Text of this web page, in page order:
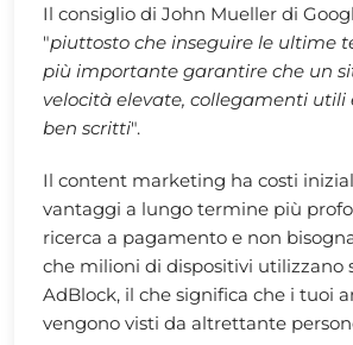
Il consiglio di John Mueller di
"piuttosto che inseguire le ultime
più importante garantire che un
velocità elevate, collegamenti utili
ben scritti".
Il content marketing ha costi
vantaggi a lungo termine più
ricerca a pagamento e non
che milioni di dispositivi utilizzano
AdBlock, il che significa che i tuoi
vengono visti da altrettante